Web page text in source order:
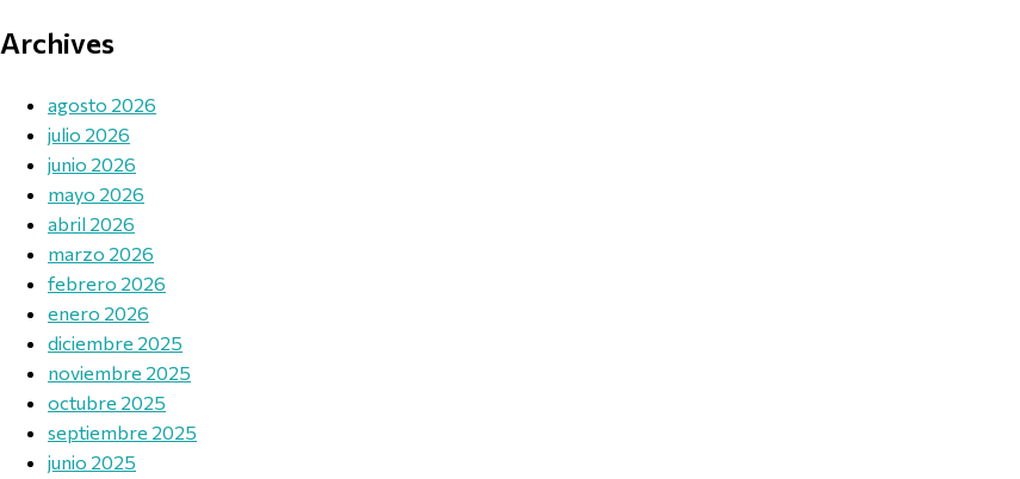
Archives
agosto 2026
julio 2026
junio 2026
mayo 2026
abril 2026
marzo 2026
febrero 2026
enero 2026
diciembre 2025
noviembre 2025
octubre 2025
septiembre 2025
junio 2025